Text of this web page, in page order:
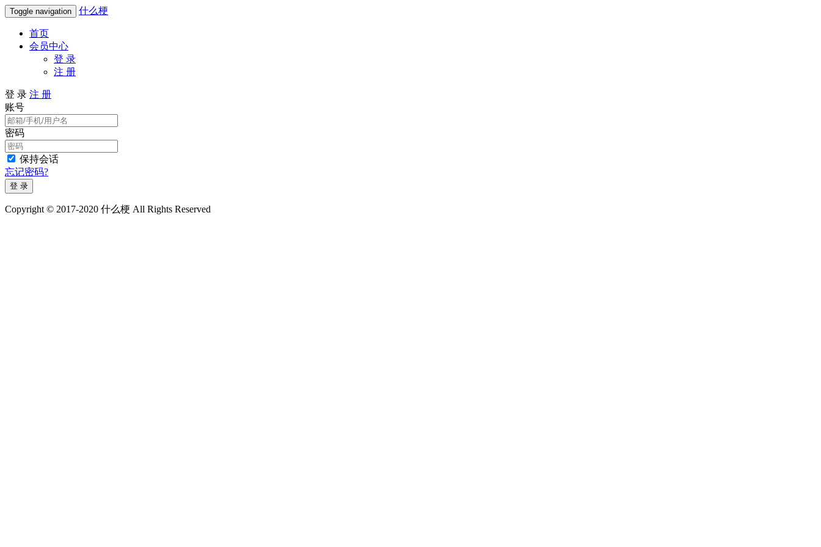
Toggle navigation 什么梗
首页
会员中心
登 录
注 册
登 录 注 册
账号
密码
保持会话
忘记密码?
登 录
Copyright © 2017-2020 什么梗 All Rights Reserved